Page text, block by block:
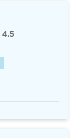
4.5